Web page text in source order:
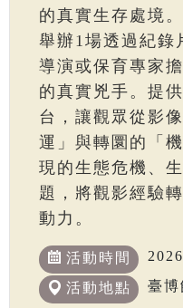
的真實生存處境
舉辦1場透過紀錄
導演或保育專家
的真實兇手。提
台，讓觀眾從影
運」與轉圜的「
現的生態危機、
題，將觀影經驗
動力。
活動時間
活動地點 臺博